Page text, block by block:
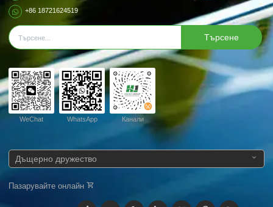
+86 18721624519
Търсене
WeChat WhatsApp Канали
Дъщерно дружество
Пазарувайте онлайн